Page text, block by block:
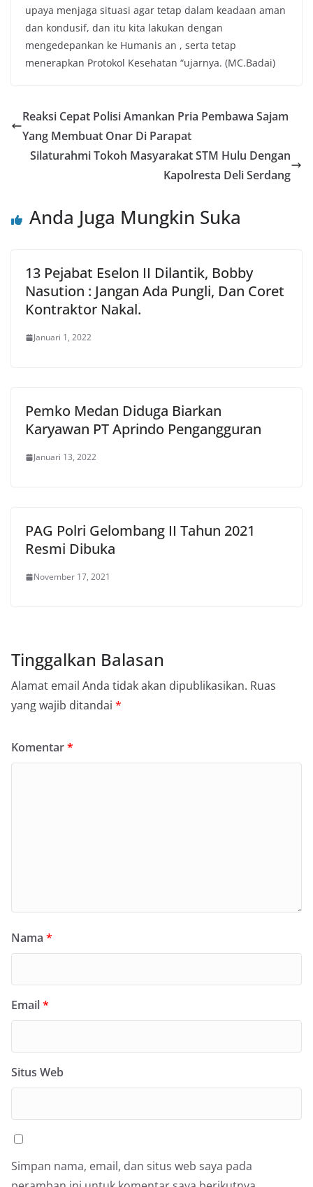
upaya menjaga situasi agar tetap dalam keadaan aman
dan kondusif, dan itu kita lakukan dengan
mengedepankan ke Humanis an , serta tetap
menerapkan Protokol Kesehatan “ujarnya. (MC.Badai)
Reaksi Cepat Polisi Amankan Pria Pembawa Sajam
Yang Membuat Onar Di Parapat
Silaturahmi Tokoh Masyarakat STM Hulu Dengan
Kapolresta Deli Serdang
Anda Juga Mungkin Suka
13 Pejabat Eselon II Dilantik, Bobby
Nasution : Jangan Ada Pungli, Dan Coret
Kontraktor Nakal.
Januari 1, 2022
Pemko Medan Diduga Biarkan
Karyawan PT Aprindo Pengangguran
Januari 13, 2022
PAG Polri Gelombang II Tahun 2021
Resmi Dibuka
November 17, 2021
Tinggalkan Balasan
Alamat email Anda tidak akan dipublikasikan. Ruas
yang wajib ditandai *
Komentar*
Nama *
Email*
Situs Web
Simpan nama, email, dan situs web saya pada